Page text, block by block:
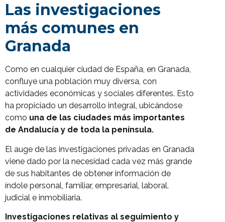
Las investigaciones
más comunes en
Granada
Como en cualquier ciudad de España, en Granada,
confluye una población muy diversa, con
actividades económicas y sociales diferentes. Esto
ha propiciado un desarrollo integral, ubicándose
como una de las ciudades más importantes
de Andalucía y de toda la península.
El auge de las investigaciones privadas en Granada
viene dado por la necesidad cada vez más grande
de sus habitantes de obtener información de
índole personal, familiar, empresarial, laboral,
judicial e inmobiliaria.
Investigaciones relativas al seguimiento y